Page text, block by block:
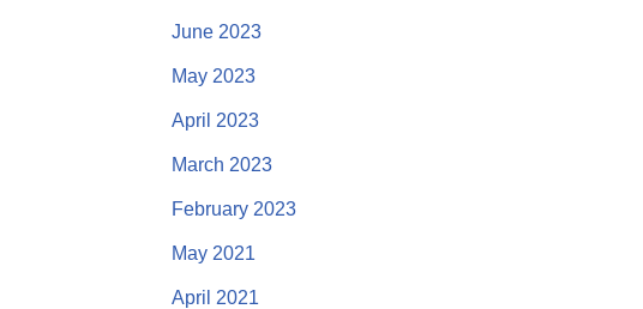
June 2023
May 2023
April 2023
March 2023
February 2023
May 2021
April 2021